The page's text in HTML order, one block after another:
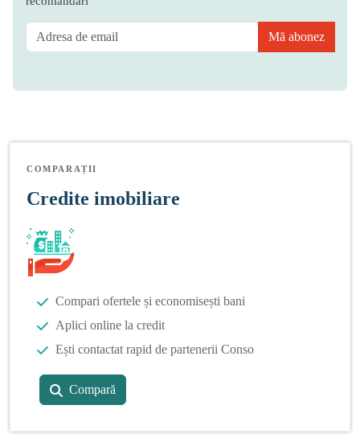
Mă abonez
COMPARAȚII
Credite imobiliare
Compari ofertele și economisești bani
Aplici online la credit
Ești contactat rapid de partenerii Conso
Compară